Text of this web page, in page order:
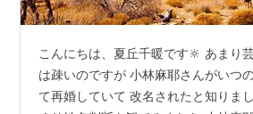
こんにちは、夏丘千暖です🔆 あまり
は疎いのですが 小林麻耶さんがいつ
て再婚していて 改名されたと知りま